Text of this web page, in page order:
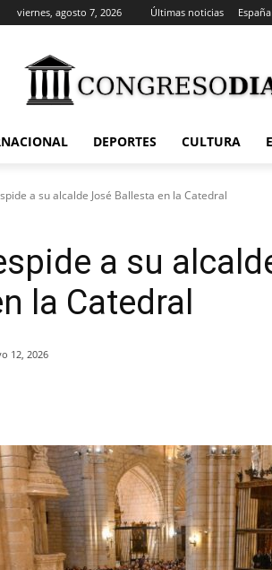
viernes, agosto 7, 2026 Últimas noticias España
DEPORTES CULTURA
a su alcalde José Ballesta en la Catedral
a su
la Catedral
12, 2026